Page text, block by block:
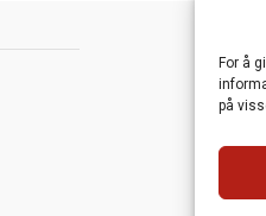
For å
på